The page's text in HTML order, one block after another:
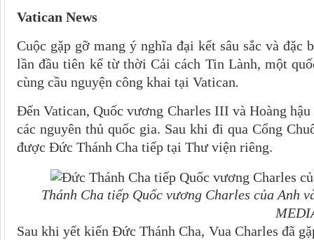
Vatican News
Cuộc gặp gỡ mang ý nghĩa đại kết sâu sắc và
lần đầu tiên kể từ thời Cải cách Tin Lành, một
cùng cầu nguyện công khai tại Vatican.
Đến Vatican, Quốc vương Charles III và Hoàng
các nguyên thủ quốc gia. Sau khi đi qua Cổng
được Đức Thánh Cha tiếp tại Thư viện riêng.
Thánh Cha tiếp Quốc vương Charles của Anh
Sau khi yết kiến Đức Thánh Cha, Vua Charles đã